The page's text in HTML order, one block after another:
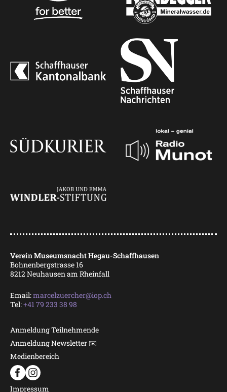
Verein Museumsnacht Hegau-Schaffhausen
Bohnenbergstrasse 16
8212 Neuhausen am Rheinfall
Email:marcelzuercher@iop.ch
Tel:+41 79 233 38 98
Anmeldung Teilnehmende
Anmeldung Newsletter ✉️
Medienbereich
Impressum